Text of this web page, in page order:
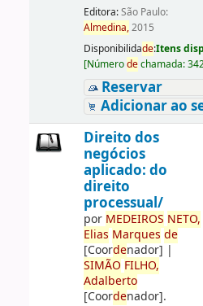
Editora:São Paulo:
Almedina,2015
Disponibilidade:Itens
[Númerodechamada:
Reservar
Adicionar ao
Direito dos
negócios
aplicado: do
direito
processual/
por MEDEIROS NETO,
Elias Marques de
[Coordenador] |
SIMÃO FILHO,
Adalberto
[Coordenador].